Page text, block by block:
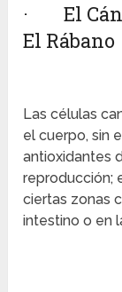
· El
El Rábano
Las células
el cuerpo, sin
antioxidantes
reproducción;
ciertas zonas
intestino o en